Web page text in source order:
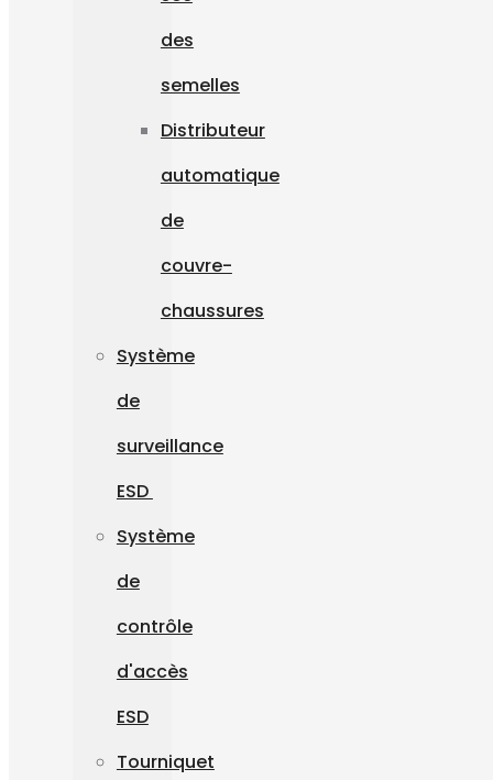
des
semelles
Distributeur
automatique
de
couvre-
chaussures
Système
de
surveillance
ESD
Système
de
contrôle
d'accès
ESD
Tourniquet